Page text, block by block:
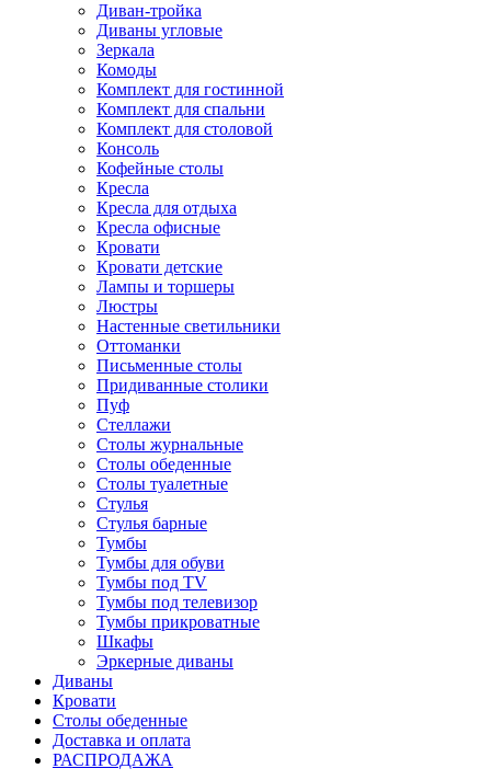
Диван-тройка
Диваны угловые
Зеркала
Комоды
Комплект для гостинной
Комплект для спальни
Комплект для столовой
Консоль
Кофейные столы
Кресла
Кресла для отдыха
Кресла офисные
Кровати
Кровати детские
Лампы и торшеры
Люстры
Настенные светильники
Оттоманки
Письменные столы
Придиванные столики
Пуф
Стеллажи
Столы журнальные
Столы обеденные
Столы туалетные
Стулья
Стулья барные
Тумбы
Тумбы для обуви
Тумбы под TV
Тумбы под телевизор
Тумбы прикроватные
Шкафы
Эркерные диваны
Диваны
Кровати
Столы обеденные
Доставка и оплата
РАСПРОДАЖА